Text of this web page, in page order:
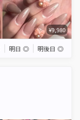
¥9,980
明日 ◎ 明後日 ◎